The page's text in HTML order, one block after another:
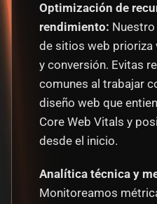
Optimización de
rendimiento:
de sitios web prioriza
y conversión. Evitas
comunes al trabajar
diseño web que
Core Web Vitals y
desde el inicio.
Monitoreamos